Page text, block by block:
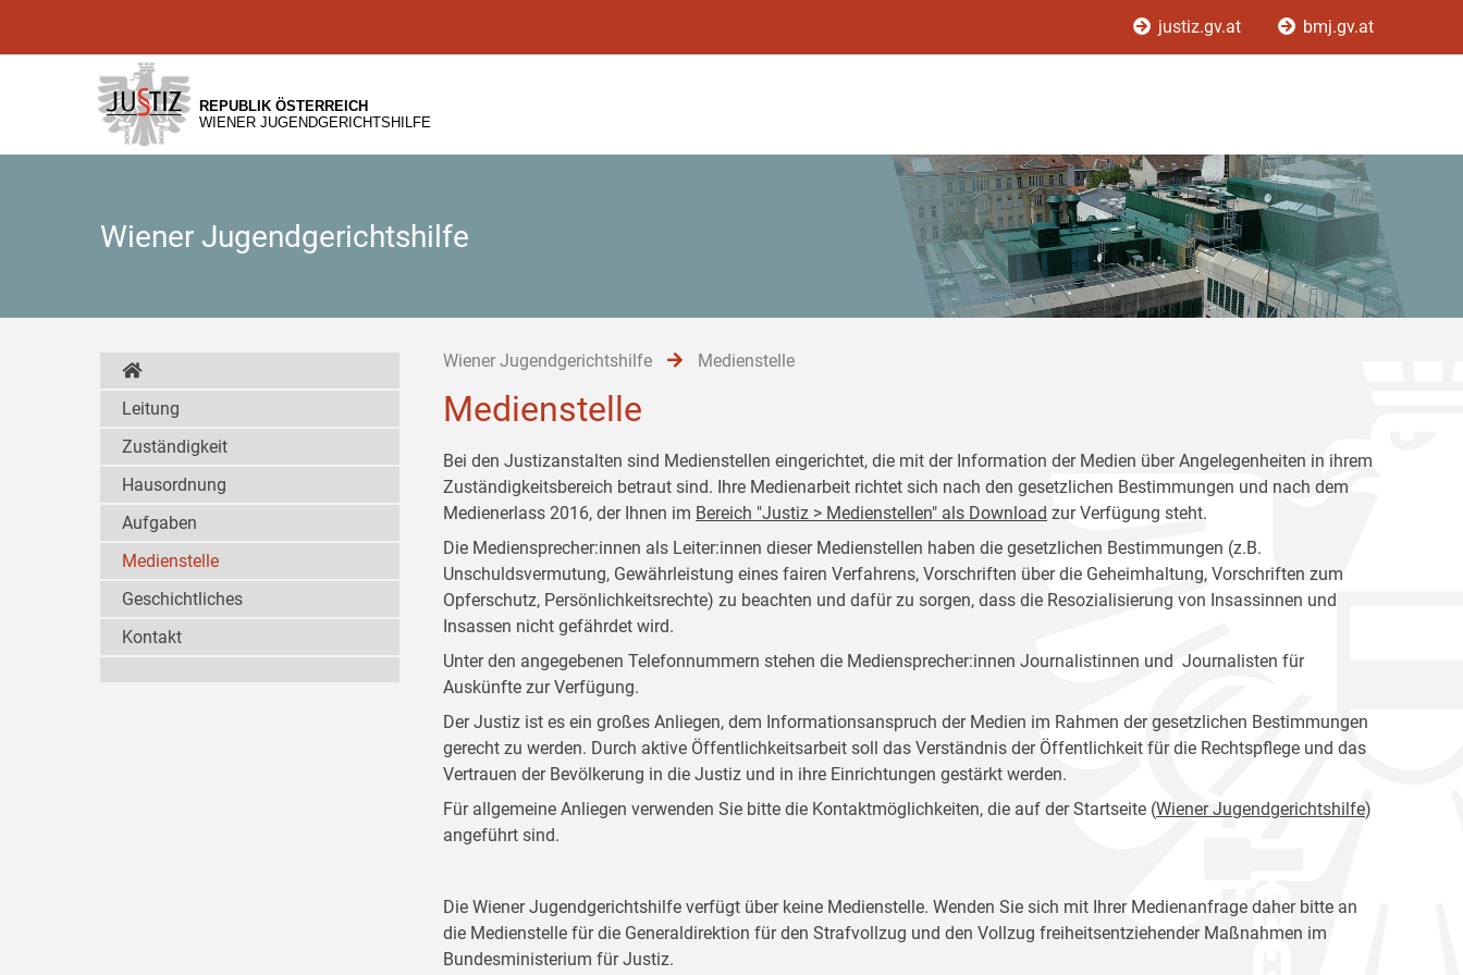
[1]
[2]
[3]
justiz.gv.at bmj.gv.at
REPUBLIK ÖSTERREICH
WIENER JUGENDGERICHTSHILFE
Wiener Jugendgerichtshilfe
Wiener Jugendgerichtshilfe Medienstelle
Medienstelle
Bei den Justizanstalten sind Medienstellen eingerichtet, die mit der Information der Medien über Angelegenheiten in ihrem
Zuständigkeitsbereich betraut sind. Ihre Medienarbeit richtet sich nach den gesetzlichen Bestimmungen und nach dem
Medienerlass 2016, der Ihnen im Bereich "Justiz > Medienstellen" als Download zur Verfügung steht.
Die Mediensprecher:innen als Leiter:innen dieser Medienstellen haben die gesetzlichen Bestimmungen (z.B.
Unschuldsvermutung, Gewährleistung eines fairen Verfahrens, Vorschriften über die Geheimhaltung, Vorschriften zum
Opferschutz, Persönlichkeitsrechte) zu beachten und dafür zu sorgen, dass die Resozialisierung von Insassinnen und
Insassen nicht gefährdet wird.
Unter den angegebenen Telefonnummern stehen die Mediensprecher:innen Journalistinnen und Journalisten für
Auskünfte zur Verfügung.
Der Justiz ist es ein großes Anliegen, dem Informationsanspruch der Medien im Rahmen der gesetzlichen Bestimmungen
gerecht zu werden. Durch aktive Öffentlichkeitsarbeit soll das Verständnis der Öffentlichkeit für die Rechtspflege und das
Vertrauen der Bevölkerung in die Justiz und in ihre Einrichtungen gestärkt werden.
Für allgemeine Anliegen verwenden Sie bitte die Kontaktmöglichkeiten, die auf der Startseite (Wiener Jugendgerichtshilfe)
angeführt sind.
Die Wiener Jugendgerichtshilfe verfügt über keine Medienstelle. Wenden Sie sich mit Ihrer Medienanfrage daher bitte an
die Medienstelle für die Generaldirektion für den Strafvollzug und den Vollzug freiheitsentziehender Maßnahmen im
Bundesministerium für Justiz.
Leitung
Zuständigkeit
Hausordnung
Aufgaben
Medienstelle
Geschichtliches
Kontakt